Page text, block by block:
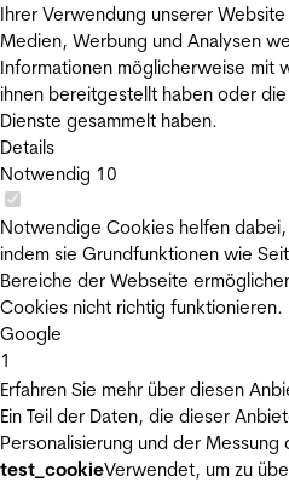
Ihrer Verwendung unserer
Medien, Werbung und Analysen
Informationen möglicherweise mit
ihnen bereitgestellt haben oder
Dienste gesammelt haben.
Details
Notwendig 10
Notwendige Cookies helfen
indem sie Grundfunktionen wie
Bereiche der Webseite
Cookies nicht richtig funktionieren.
Google
1
Erfahren Sie mehr über diesen
Ein Teil der Daten, die dieser
Personalisierung und der
test_cookieVerwendet, um zu